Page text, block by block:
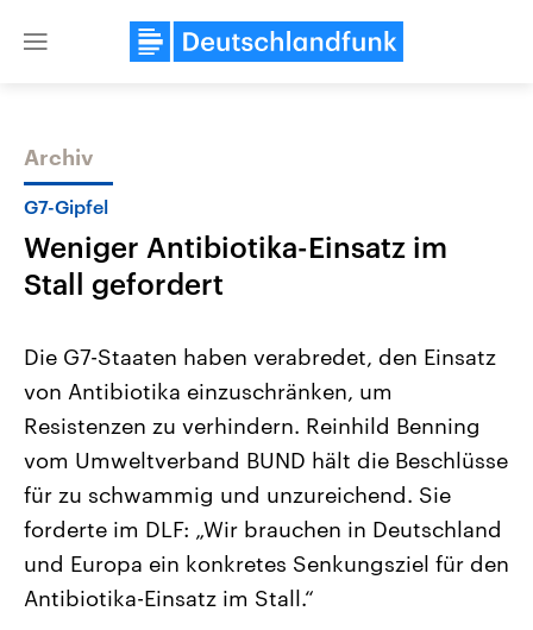
Close
Themen
Landtagswahl Sachsen-Anhalt
2026
Alle Informationen
Sachsen-Anhalt wählt am 6.
September 2026 einen neuen
Landtag. Seit 2021 wird das
Bundesland von einer Koalition aus
Umfragen, Prognosen,
Wahlprogramme, aktuelle Berichte
und Hintergründe zu den Parteien
USA
Aktuelle Beiträge,
Hintergründe
Wirtschaftlich und
gehören die Vereinigten
den mächtigsten Ländern
mit großem Einfluss auf
Sendungen Programm Podcasts
Archiv
G7-Gipfel
Weniger Antibiotika-Einsatz im
Stall gefordert
Die G7-Staaten haben verabredet, den Einsatz
von Antibiotika einzuschränken, um
Resistenzen zu verhindern. Reinhild Benning
vom Umweltverband BUND hält die Beschlüsse
für zu schwammig und unzureichend. Sie
forderte im DLF: „Wir brauchen in Deutschland
und Europa ein konkretes Senkungsziel für den
Antibiotika-Einsatz im Stall.“